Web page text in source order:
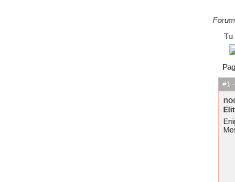
Tu
#1